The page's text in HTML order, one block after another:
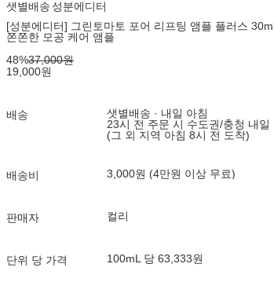
샛별배송 성분에디터
[성분에디터] 그린토마토 포어 리프팅 앰플 플러스
쫀쫀한 모공 케어 앰플
48%37,000원
19,000원
배송
샛별배송 · 내일 아침
23시 전 주문 시 수도권/충청 내
(그 외 지역 아침 8시 전 도착)
배송비 3,000원 (4만원 이상 무료)
판매자 컬리
단위 당 가격 100mL 당 63,333원